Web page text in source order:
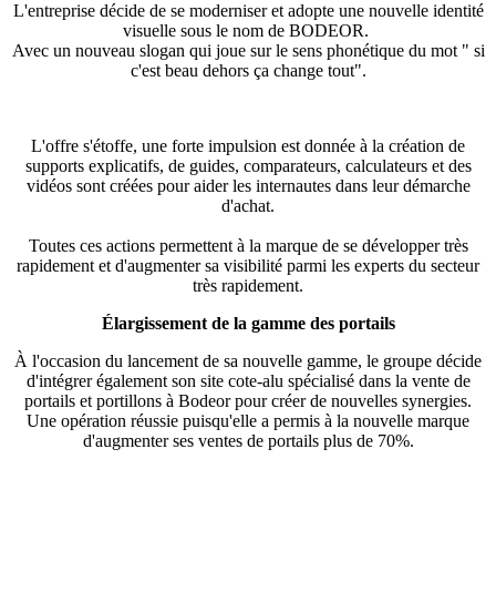
L'entreprise décide de se moderniser et adopte une nouvelle identité
visuelle sous le nom de BODEOR.
Avec un nouveau slogan qui joue sur le sens phonétique du mot " si
c'est beau dehors ça change tout".
L'offre s'étoffe, une forte impulsion est donnée à la création de
supports explicatifs, de guides, comparateurs, calculateurs et des
vidéos sont créées pour aider les internautes dans leur démarche
d'achat.
Toutes ces actions permettent à la marque de se développer très
rapidement et d'augmenter sa visibilité parmi les experts du secteur
très rapidement.
Élargissement de la gamme des portails
À l'occasion du lancement de sa nouvelle gamme, le groupe décide
d'intégrer également son site cote-alu spécialisé dans la vente de
portails et portillons à Bodeor pour créer de nouvelles synergies.
Une opération réussie puisqu'elle a permis à la nouvelle marque
d'augmenter ses ventes de portails plus de 70%.